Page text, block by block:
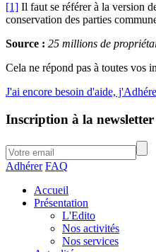
[1] Il faut se référer à la version
conservation des parties
Source : 25 millions de
Cela ne répond pas à toutes vos
J'ai encore besoin d'aide, j'Adhére
Inscription à la newsletter
Adhérer FAQ
Accueil
Présentation
L'Edito
Nos activités
Nos services